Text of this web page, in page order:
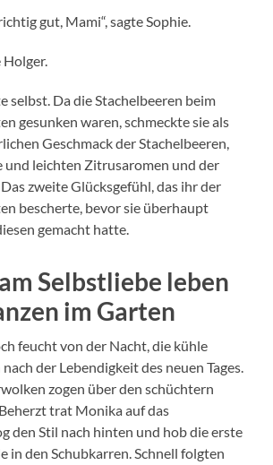
gut, Mami“, sagte Sophie.
Holger.
selbst. Da die Stachelbeeren beim
gesunken waren, schmeckte sie als
Geschmack der Stachelbeeren,
und leichten Zitrusaromen und der
zweite Glücksgefühl, das ihr der
bescherte, bevor sie überhaupt
gemacht hatte.
Selbstliebe leben
im Garten
feucht von der Nacht, die kühle
der Lebendigkeit des neuen Tages.
zogen über den schüchtern
trat Monika auf das
den Stil nach hinten und hob die erste
in den Schubkarren. Schnell folgten